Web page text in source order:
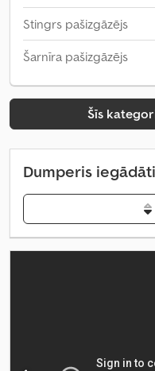
Stingrs pašizgāzējs
Šarnīra pašizgāzējs
Šīs
Dumperis